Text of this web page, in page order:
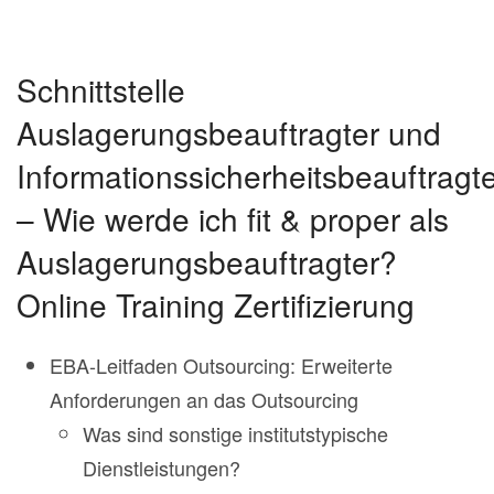
Schnittstelle
Auslagerungsbeauftragter und
– Wie werde ich fit & proper als
Auslagerungsbeauftragter?
Online Training Zertifizierung
EBA-Leitfaden Outsourcing: Erweiterte
Anforderungen an das Outsourcing
Was sind sonstige institutstypische
Dienstleistungen?